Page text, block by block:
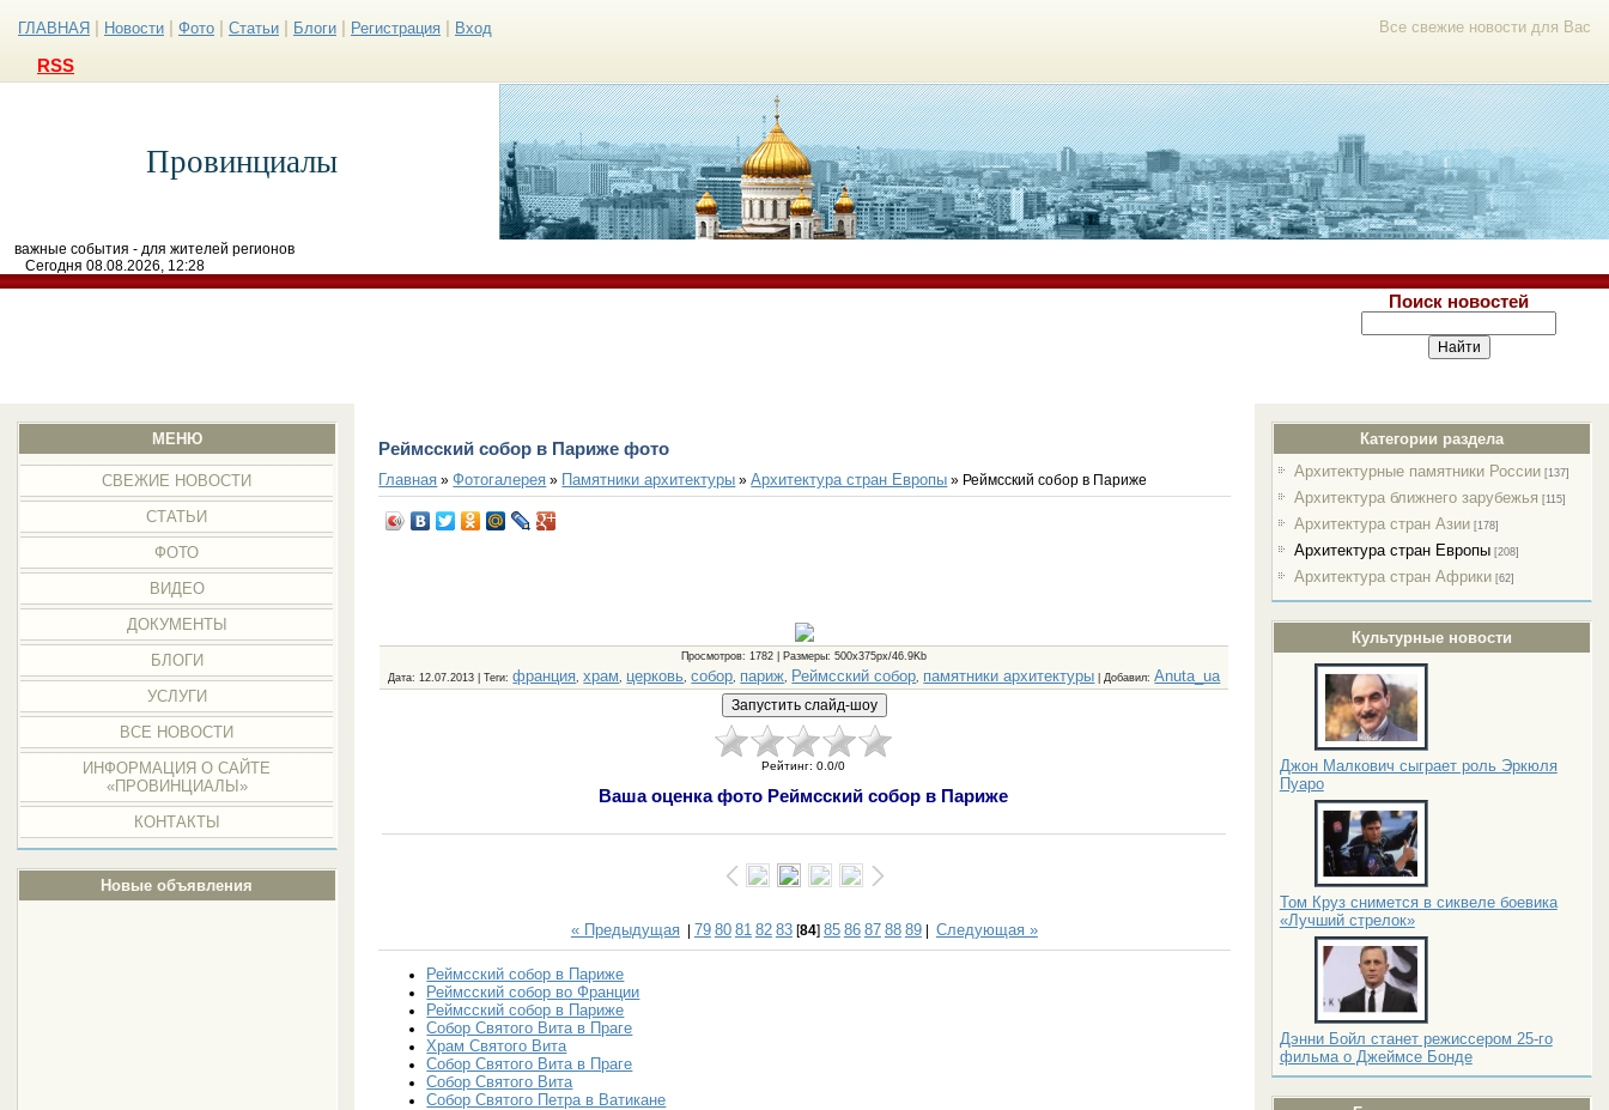
Все свежие новости для Вас
ГЛАВНАЯ Новости Фото Статьи Блоги Регистрация Вход
RSS
Провинциалы
важные события - для жителей регионов
Сегодня 08.08.2026, 12:28
Поиск новостей
МЕНЮ
СВЕЖИЕ НОВОСТИ
СТАТЬИ
ФОТО
ВИДЕО
ДОКУМЕНТЫ
БЛОГИ
УСЛУГИ
ВСЕ НОВОСТИ
ИНФОРМАЦИЯ О САЙТЕ
«ПРОВИНЦИАЛЫ»
КОНТАКТЫ
Новые объявления
Категории раздела
Архитектурные памятники России [137]
Архитектура ближнего зарубежья [115]
Архитектура стран Азии [178]
Архитектура стран Европы [208]
Архитектура стран Африки [62]
Культурные новости
Джон Малкович сыграет роль Эркюля
Пуаро
Том Круз снимется в сиквеле боевика
«Лучший стрелок»
Дэнни Бойл станет режиссером 25-го
фильма о Джеймсе Бонде
Реймсский собор в Париже фото
Главная »Фотогалерея » Памятники архитектуры »Архитектура стран Европы » Реймсский собор в Париже
Просмотров: 1782 | Размеры: 500x375px/46.9Kb
Дата: 12.07.2013 |Теги:франция ,храм церковь ,собор париж Реймсский собор памятники архитектуры Добавил:Anuta_ua
Рейтинг:0.0/0
Ваша оценка фото Реймсский собор в Париже
« Предыдущая| 79 80 81 82 83[84] 85 86 87 88 89| Следующая »
Реймсский собор в Париже
Реймсский собор во Франции
Реймсский собор в Париже
Собор Святого Вита в Праге
Храм Святого Вита
Собор Святого Вита в Праге
Собор Святого Вита
Собор Святого Петра в Ватикане